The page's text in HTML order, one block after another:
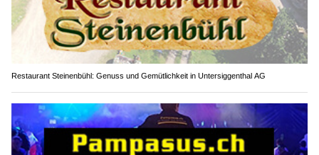
Restaurant Steinenbühl: Genuss und Gemütlichkeit in Untersiggenthal AG